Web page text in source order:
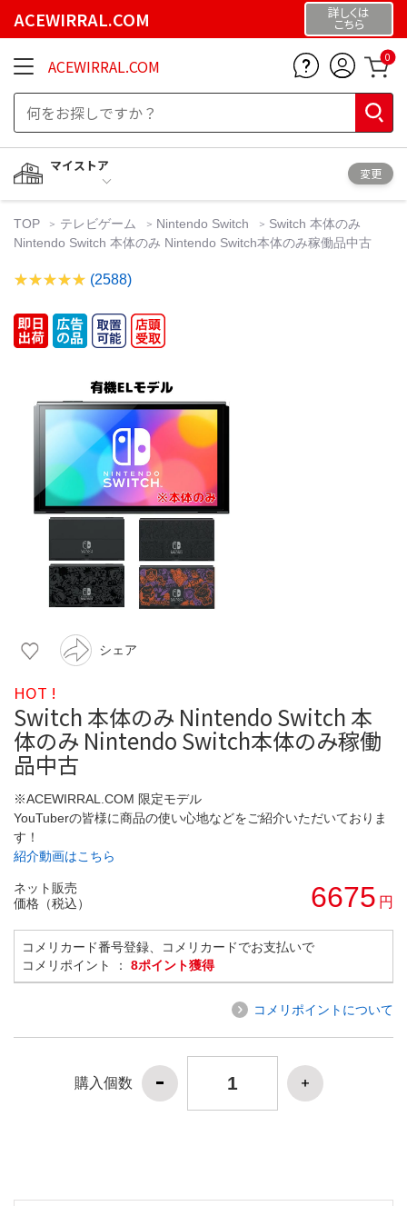
ACEWIRRAL.COM 詳しくは
こちら
ACEWIRRAL.COM 0
マイストア
変更
TOP テレビゲーム Nintendo Switch
Switch 本体のみ
Nintendo Switch 本体のみ Nintendo Switch本体のみ稼働品中古
(2588)
シェア
HOT !
Switch 本体のみ Nintendo Switch 本
体のみ Nintendo Switch本体のみ稼働
品中古
※ACEWIRRAL.COM 限定モデル
YouTuberの皆様に商品の使い心地などをご紹介いただいておりま
す！
紹介動画はこちら
ネット販売
価格（税込）
6675 円
コメリカード番号登録、コメリカードでお支払いで
コメリポイント ： 8ポイント獲得
コメリポイントについて
購入個数